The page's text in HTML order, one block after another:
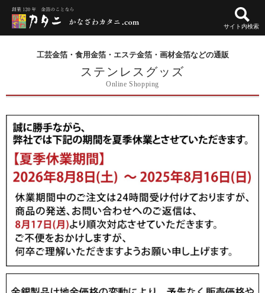
サイト内検索
工芸金箔・食用金箔・エステ金箔・画材金箔などの通販
ステンレスグッズ
Online Shopping